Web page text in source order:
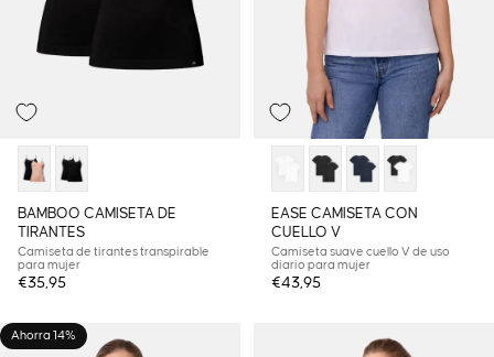
BAMBOO CAMISETA DE
TIRANTES
Camiseta de tirantes transpirable
para mujer
€35,95
EASE CAMISETA CON
CUELLO V
Camiseta suave cuello V de uso
diario para mujer
€43,95
Ahorra 14%